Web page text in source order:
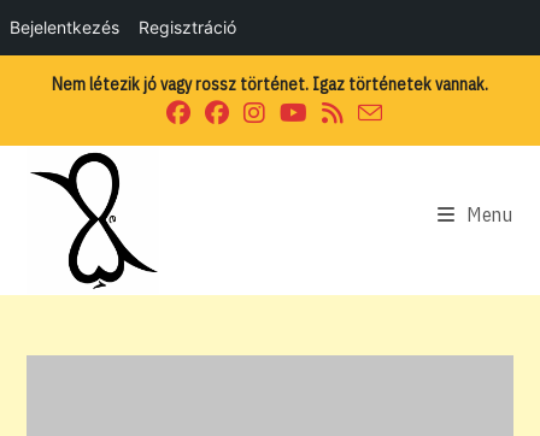
Bejelentkezés Regisztráció
Nem létezik jó vagy rossz történet. Igaz történetek vannak.
Menu